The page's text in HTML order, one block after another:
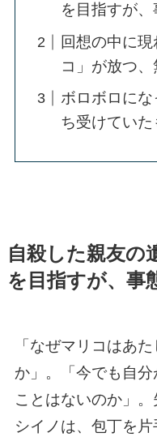
を目指すが
回想の中に
コ」が放つ
ボロボロに
ち受けてい
自殺した親友の
を目指すが、
「なぜマリコはあ
か」。「今でも自
ことはないのか」
シイノは、包丁を